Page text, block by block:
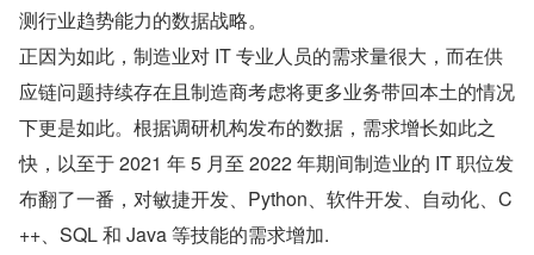
测行业趋势能力的数据战略。
正因为如此，制造业对 IT 专业人员的需求量很大，而在供
应链问题持续存在且制造商考虑将更多业务带回本土的情况
下更是如此。根据调研机构发布的数据，需求增长如此之
快，以至于 2021 年 5 月至 2022 年期间制造业的 IT 职位发
布翻了一番，对敏捷开发、Python、软件开发、自动化、C
++、SQL 和 Java 等技能的需求增加.